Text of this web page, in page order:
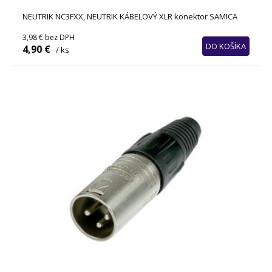
NEUTRIK NC3FXX, NEUTRIK KÁBELOVÝ XLR konektor SAMICA
3,98 € bez DPH
4,90 € / ks DO KOŠÍKA